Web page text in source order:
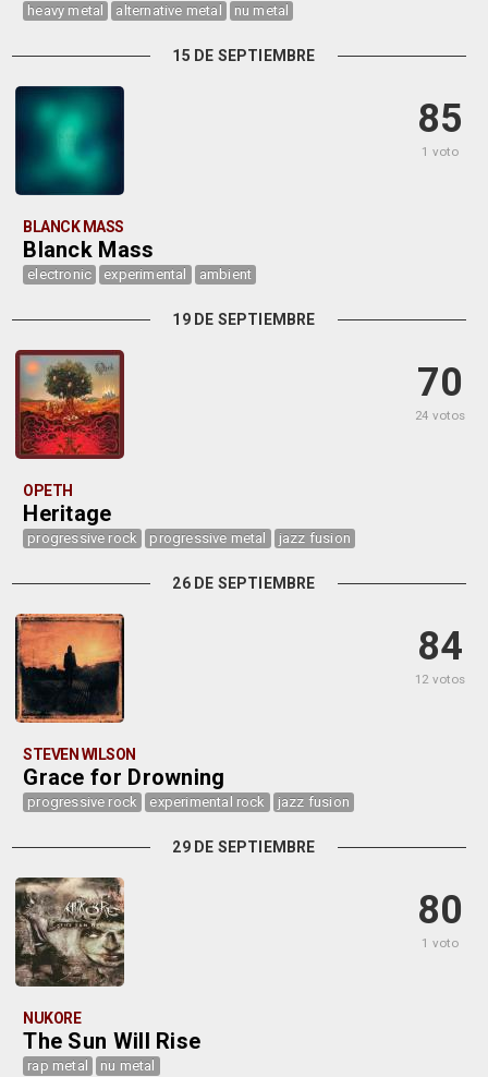
heavy metal alternative metal nu metal
15 DE SEPTIEMBRE
85
1 voto
BLANCK MASS
Blanck Mass
electronic experimental ambient
19 DE SEPTIEMBRE
70
24 votos
OPETH
Heritage
progressive rock progressive metal jazz fusion
26 DE SEPTIEMBRE
84
12 votos
STEVEN WILSON
Grace for Drowning
progressive rock experimental rock jazz fusion
29 DE SEPTIEMBRE
80
1 voto
NUKORE
The Sun Will Rise
rap metal nu metal